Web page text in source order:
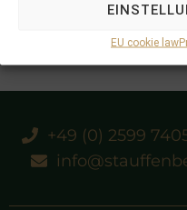
EU cookie law
+49 (0) 2599